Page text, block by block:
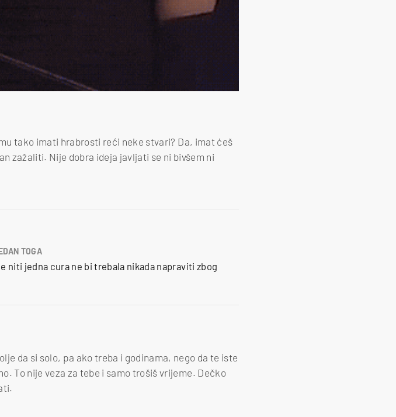
tako imati hrabrosti reći neke stvari? Da, imat ćeš
zažaliti. Nije dobra ideja javljati se ni bivšem ni
TOGA
niti jedna cura ne bi trebala nikada napraviti zbog
da si solo, pa ako treba i godinama, nego da te iste
To nije veza za tebe i samo trošiš vrijeme. Dečko